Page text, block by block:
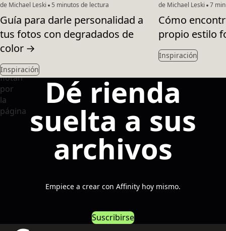
de Michael Leski 5 minutos de lectura
Guía para darle personalidad a
tus fotos con degradados de
color →
Inspiración
de Michael Leski 7
Cómo
propio estilo
Inspiración
Dé rienda
suelta a sus
archivos
Empiece a crear con Affinity hoy mismo.
Suscribirse